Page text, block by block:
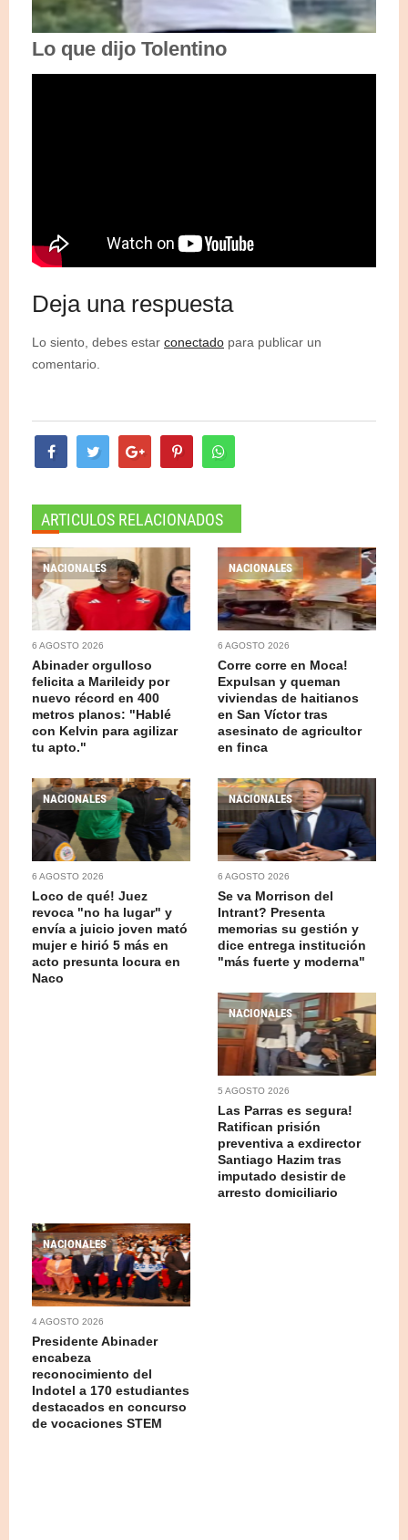
Lo que dijo Tolentino
Deja una respuesta
Lo siento, debes estar conectado para publicar un
comentario.
ARTICULOS RELACIONADOS
NACIONALES
6 AGOSTO 2026
Abinader orgulloso
felicita a Marileidy por
nuevo récord en 400
metros planos: "Hablé
con Kelvin para agilizar
tu apto."
NACIONALES
6 AGOSTO 2026
Corre corre en Moca!
Expulsan y queman
viviendas de haitianos
en San Víctor tras
asesinato de agricultor
en finca
NACIONALES
6 AGOSTO 2026
Loco de qué! Juez
revoca "no ha lugar" y
envía a juicio joven mató
mujer e hirió 5 más en
acto presunta locura en
Naco
NACIONALES
6 AGOSTO 2026
Se va Morrison del
Intrant? Presenta
memorias su gestión y
dice entrega institución
"más fuerte y moderna"
NACIONALES
5 AGOSTO 2026
Las Parras es segura!
Ratifican prisión
preventiva a exdirector
Santiago Hazim tras
imputado desistir de
arresto domiciliario
NACIONALES
4 AGOSTO 2026
Presidente Abinader
encabeza
reconocimiento del
Indotel a 170 estudiantes
destacados en concurso
de vocaciones STEM